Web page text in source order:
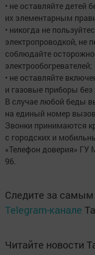
• не оставляйте детей
их элементарным
• никогда не
электропроводкой, не
соблюдайте
электрообогревателей;
• не оставляйте
и газовые приборы
В случае любой беды
на единый номер
Звонки принимаются
с городских и
«Телефон доверия» ГУ
96.
Следите за
Telegram-канале
Читайте новости